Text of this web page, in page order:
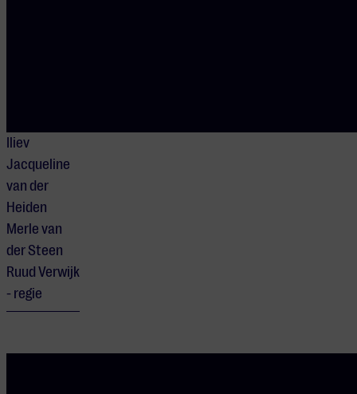
Iliev
Jacqueline
van der
Heiden
Merle van
der Steen
Ruud Verwijk
- regie